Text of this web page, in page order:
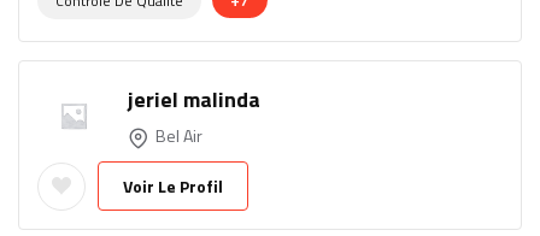
jeriel malinda
Bel Air
Voir Le Profil